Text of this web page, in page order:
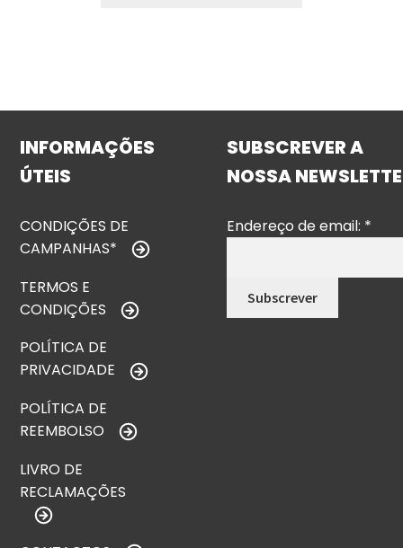
INFORMAÇÕES
ÚTEIS
CONDIÇÕES DE
CAMPANHAS*
TERMOS E
CONDIÇÕES
POLÍTICA DE
PRIVACIDADE
POLÍTICA DE
REEMBOLSO
LIVRO DE
RECLAMAÇÕES
SUBSCREVER A
NOSSA
Endereço de email: *